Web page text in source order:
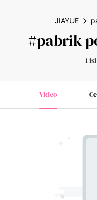
JIAYUE
#pabrik
1 isi
Video